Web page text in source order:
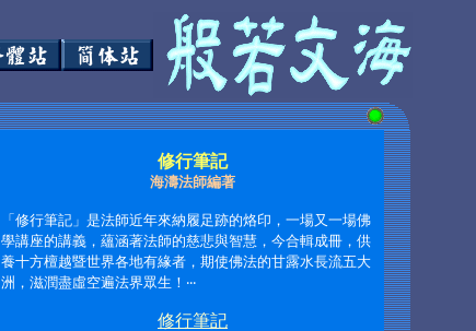
修行筆記
海濤法師編著
「修行筆記」是法師近年來納履足跡的烙印，一場又一場佛
學講座的講義，蘊涵著法師的慈悲與智慧，今合輯成冊，供
養十方檀越暨世界各地有緣者，期使佛法的甘露水長流五大
洲，滋潤盡虛空遍法界眾生！ ‧‧‧
修行筆記